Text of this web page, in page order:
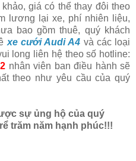
giá có thể thay đôi theo
lương lại xe, phí nhiên liệu,
bao gồm thuê, quý khách
xe cưới Audi A4 và các loại
long liên hệ theo số hotline:
nhân viên ban điều hành sẽ
theo như yêu cầu của quý
sự ủng hộ của quý
trăm năm hạnh phúc!!!